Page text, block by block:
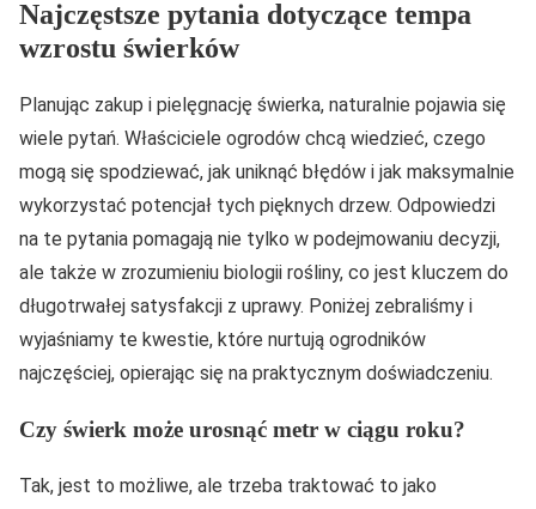
Najczęstsze pytania dotyczące tempa
wzrostu świerków
Planując zakup i pielęgnację świerka, naturalnie pojawia się
wiele pytań. Właściciele ogrodów chcą wiedzieć, czego
mogą się spodziewać, jak uniknąć błędów i jak maksymalnie
wykorzystać potencjał tych pięknych drzew. Odpowiedzi
na te pytania pomagają nie tylko w podejmowaniu decyzji,
ale także w zrozumieniu biologii rośliny, co jest kluczem do
długotrwałej satysfakcji z uprawy. Poniżej zebraliśmy i
wyjaśniamy te kwestie, które nurtują ogrodników
najczęściej, opierając się na praktycznym doświadczeniu.
Czy świerk może urosnąć metr w ciągu roku?
Tak, jest to możliwe, ale trzeba traktować to jako